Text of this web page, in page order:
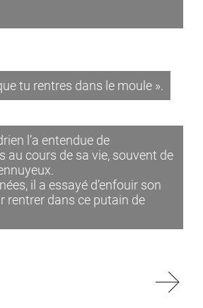
tu rentres dans le moule ».
l’a entendue de
au cours de sa vie, souvent de
il a essayé d’enfouir son
rentrer dans ce putain de